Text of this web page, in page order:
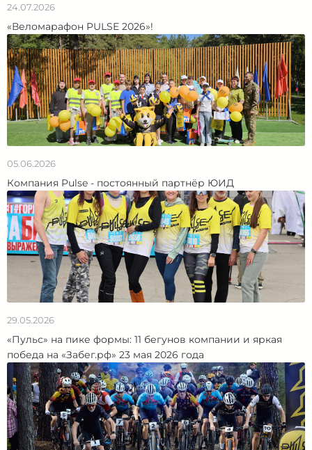
24.07.2026
«Веломарафон PULSE 2026»!
05.06.2026
Компания Pulse - постоянный партнёр ЮИД
29.05.2026
«Пульс» на пике формы: 11 бегунов компании и яркая
победа на «Забег.рф» 23 мая 2026 года